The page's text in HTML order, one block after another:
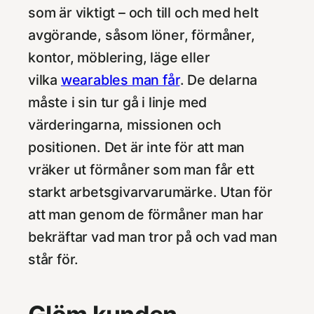
som är viktigt – och till och med helt
avgörande, såsom löner, förmåner,
kontor, möblering, läge eller
vilka wearables man får. De delarna
måste i sin tur gå i linje med
värderingarna, missionen och
positionen. Det är inte för att man
vräker ut förmåner som man får ett
starkt arbetsgivarvarumärke. Utan för
att man genom de förmåner man har
bekräftar vad man tror på och vad man
står för.